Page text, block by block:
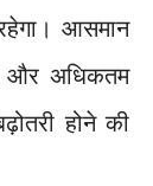
आसमान
और अधिकतम
होने की